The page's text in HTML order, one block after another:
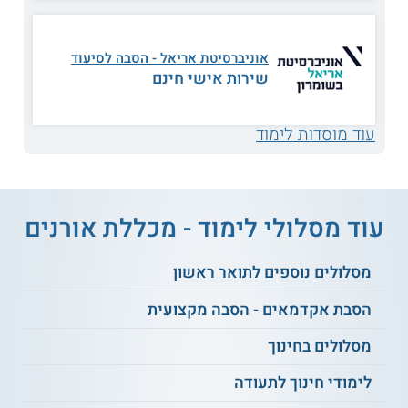
נושאי הלימוד
הקניית כתיבה וקריאה ניווט כיתה
פסיכולוגיה
אינטגרטיבי
מחשבת החינוך
מורים בסביבה
הוראה בכיתות
אוניברסיטת אריאל - הסבה לסיעוד
שירות אישי חינם
עוד מוסדות לימוד
עוד מסלולי לימוד - מכללת אורנים
מסלולים נוספים לתואר ראשון
הסבת אקדמאים - הסבה מקצועית
מסלולים בחינוך
לימודי חינוך לתעודה